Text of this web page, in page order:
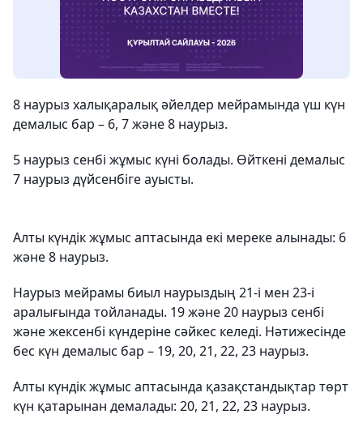
8 наурыз халықаралық әйелдер мейрамында үш күн
демалыс бар – 6, 7 және 8 наурыз.
5 наурыз сенбі жұмыс күні болады. Өйткені демалыс
7 наурыз дүйсенбіге ауысты.
Алты күндік жұмыс аптасында екі мереке алынады: 6
және 8 наурыз.
Наурыз мейрамы биыл наурыздың 21-і мен 23-і
аралығында тойланады. 19 және 20 наурыз сенбі
және жексенбі күндеріне сәйкес келеді. Нәтижесінде
бес күн демалыс бар – 19, 20, 21, 22, 23 наурыз.
Алты күндік жұмыс аптасында қазақстандықтар төрт
күн қатарынан демалады: 20, 21, 22, 23 наурыз.